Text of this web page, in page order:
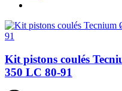
Kit pistons coulés
350 LC 80-91